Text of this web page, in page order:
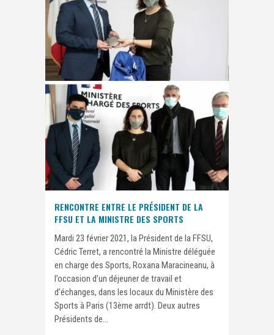
RENCONTRE ENTRE LE PRÉSIDENT DE LA
FFSU ET LA MINISTRE DES SPORTS
Mardi 23 février 2021, la Président de la FFSU,
Cédric Terret, a rencontré la Ministre déléguée
en charge des Sports, Roxana Maracineanu, à
l’occasion d’un déjeuner de travail et
d’échanges, dans les locaux du Ministère des
Sports à Paris (13ème arrdt). Deux autres
Présidents de...